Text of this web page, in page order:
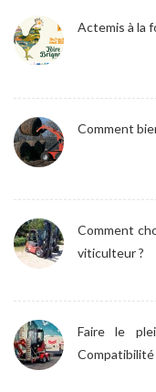
Actemis à la
Comment
Comment
viticulteur ?
Faire le
Compatibilité